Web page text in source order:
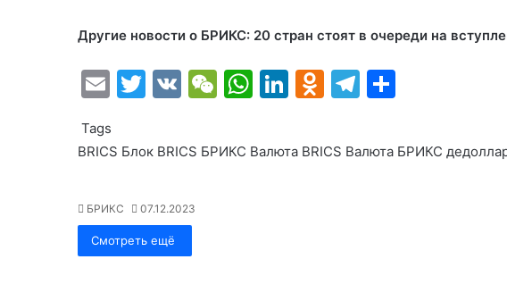
Другие новости о БРИКС: 20 стран стоят в очереди на
E
ai
l
T
itt
V
W
C
W
at
s
Li
k
e
O
n
o
T
e
gr
п
Tags
BRICS Блок BRICS БРИКС Валюта BRICS Валюта БРИКС
БРИКС 07.12.2023
Смотреть ещё